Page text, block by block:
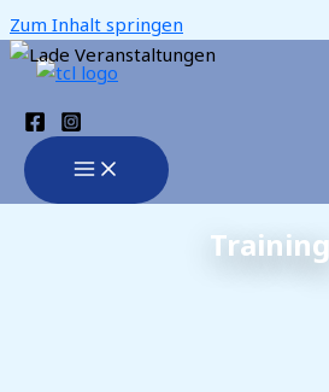
Zum Inhalt springen
Training